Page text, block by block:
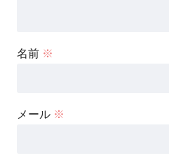
名前 ※
メール ※